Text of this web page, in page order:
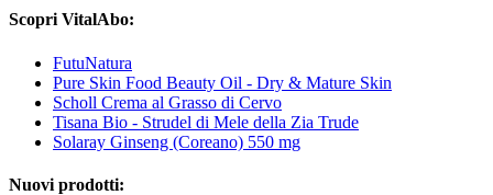
Scopri VitalAbo:
FutuNatura
Pure Skin Food Beauty Oil - Dry & Mature Skin
Scholl Crema al Grasso di Cervo
Tisana Bio - Strudel di Mele della Zia Trude
Solaray Ginseng (Coreano) 550 mg
Nuovi prodotti: